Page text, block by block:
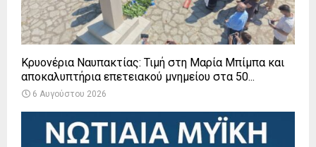
Κρυονέρια Ναυπακτίας: Τιμή στη Μαρία Μπίμπα και
αποκαλυπτήρια επετειακού μνημείου στα 50...
6 Αυγούστου 2026